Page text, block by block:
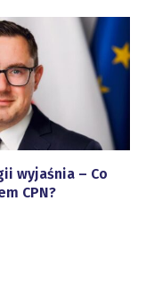
wyjaśnia – Co
CPN?